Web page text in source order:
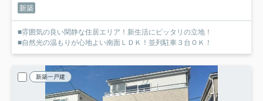
新築
■雰囲気の良い閑静な住居エリア！新生活にピッタリの立地！
■自然光の温もりが心地よい南面ＬＤＫ！並列駐車３台ＯＫ！
新築一戸建